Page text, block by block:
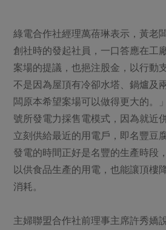
綠電合作社經理萬蓓琳表示，黃老
創社時的發起社員，一口答應在工
案場的提議，也挹注股金，以行動
不是因為屋頂有冷卻水塔、鍋爐及
闆原本希望案場可以做得更大的。
號所發電力採售電模式，因為就近
立刻供給最近的用電戶，即名豐豆
發電的時間正好是名豐的生產時段
以供食品生產的用電，也能讓頂樓
消耗。
主婦聯盟合作社前理事主席許秀嬌